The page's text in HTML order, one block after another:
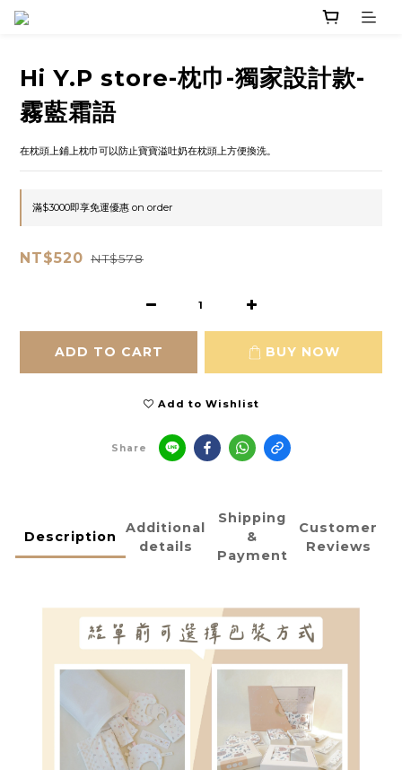
Hi Y.P store-枕巾-獨家設計款-
霧藍霜語
在枕頭上鋪上枕巾可以防止寶寶溢吐奶在枕頭上方便換洗。
滿$3000即享免運優惠 on order
NT$520 NT$578
ADD TO CART BUY NOW
Add to Wishlist
Share
Description
Additional
details
Shipping
&
Payment
Customer
Reviews